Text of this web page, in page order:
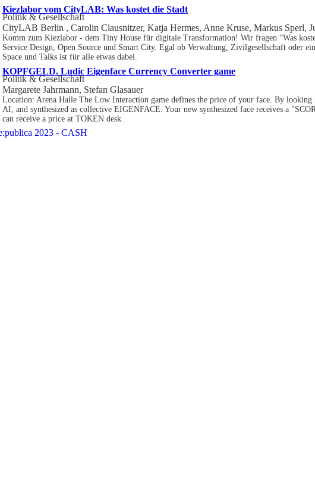
Kiezlabor vom CityLAB: Was kostet die Stadt
Politik & Gesellschaft
CityLAB Berlin , Carolin Clausnitzer, Katja Hermes, Anne Kruse, Markus Sperl,
Komm zum Kiezlabor - dem Tiny House für digitale Transformation! Wir fragen “Was
Service Design, Open Source und Smart City. Egal ob Verwaltung, Zivilgesellschaft oder
Space und Talks ist für alle etwas dabei.
KOPFGELD. Ludic Eigenface Currency Converter game
Politik & Gesellschaft
Margarete Jahrmann, Stefan Glasauer
Location: Arena Halle The Low Interaction game defines the price of your face. By looking
AI, and synthesized as collective EIGENFACE. Your new synthesized face receives a
can receive a price at TOKEN desk.